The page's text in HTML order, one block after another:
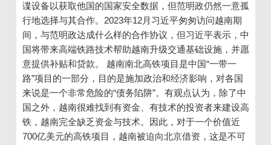
谍设备以获取他国的国家安全数据，但范明政仍然一意孤
行地选择与其合作。2023年12月习近平匆匆访问越南期
间，与范明政达成什么样的合作协议，但习近平表示，中
国将带来高端铁路技术帮助越南升级交通基础设施，并愿
意提供补贴和贷款。 越南南北高铁项目是中国“一带一
路”项目的一部分，目的是施加政治和经济影响，对各国
来说是一个非常危险的“债务陷阱”。有观点认为，除了中
国之外，越南很难找到有资金、有技术的投资者来建设高
铁，越南完全缺乏资金与技术。因此，对于一个价值近
700亿美元的高铁项目，越南被迫向北京借资，这是不可